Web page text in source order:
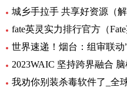
fate英灵实力排行官方（
世界速递！烟台：组审联
我劝你别装杀毒软件了_全